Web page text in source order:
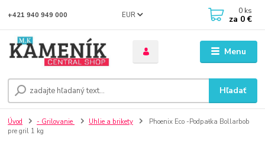
Menu
EUR
Hľadať
+421 940 949 000 0 ks
za 0 €
Úvod - Grilovanie Uhlie a brikety
Phoenix Eco -Podpałka Bollarbob
pre gril 1 kg